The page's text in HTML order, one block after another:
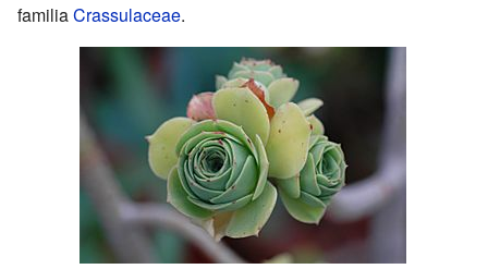
familiaCrassulaceae.